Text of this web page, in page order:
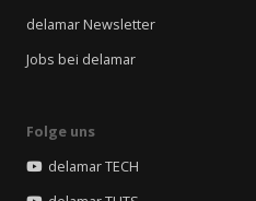
delamar Newsletter
Jobs bei delamar
Folge uns
delamar TECH